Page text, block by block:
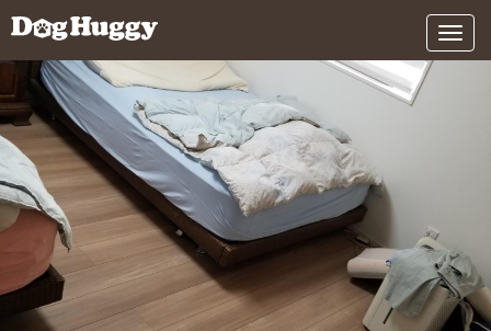
メ
ニ